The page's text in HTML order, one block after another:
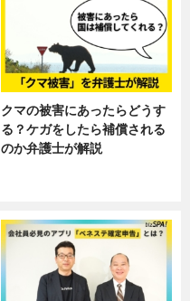
クマの被害にあったらどうす
る？ケガをしたら補償される
のか弁護士が解説